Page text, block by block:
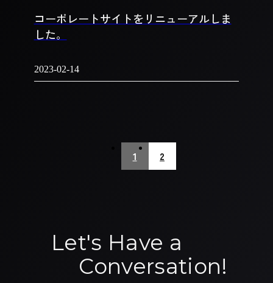
コーポレートサイトをリニューアルしま
した。
2023-02-14
1 2
Let's Have a
Conversation!